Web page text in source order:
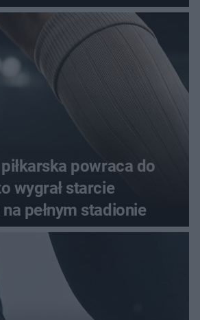
powraca do
wygrał starcie
pełnym stadionie